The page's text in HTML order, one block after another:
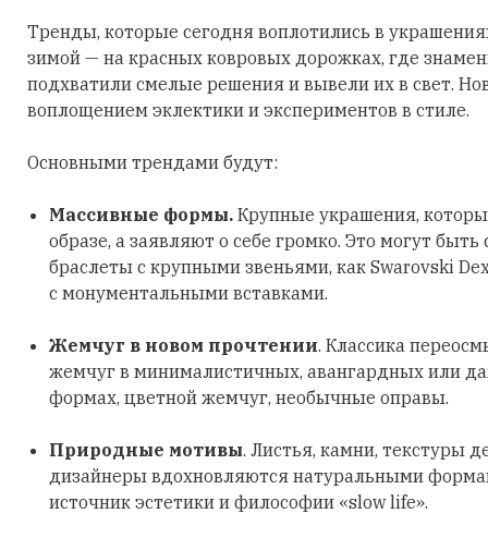
Тренды, которые сегодня воплотились в
зимой — на красных ковровых дорожках, где
подхватили смелые решения и вывели их в свет.
воплощением эклектики и экспериментов в стиле.
Основными трендами будут:
Массивные формы. Крупные украшения,
образе, а заявляют о себе громко. Это могут быть
браслеты с крупными звеньями, как Swarovski
с монументальными вставками.
Жемчуг в новом прочтении. Классика
жемчуг в минималистичных, авангардных или
формах, цветной жемчуг, необычные оправы.
Природные мотивы. Листья, камни, текстуры
дизайнеры вдохновляются натуральными
источник эстетики и философии «slow life».